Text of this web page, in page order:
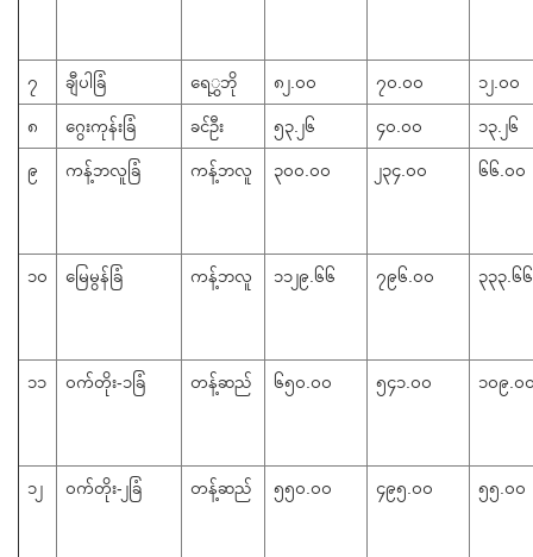
၇ ချီပါခြံ ​ရေွှဘို ၈၂.၀၀ ၇၀.၀၀ ၁၂.၀၀
၈ ဂွေးကုန်းခြံ ခင်ဦး ၅၃.၂၆ ၄၀.၀၀ ၁၃.၂၆
၉ ကန့်ဘလူခြံ ကန့်ဘလူ ၃၀၀.၀၀ ၂၃၄.၀၀ ၆၆.၀၀
၁၀ မြေမွန်ခြံ ကန့်ဘလူ ၁၁၂၉.၆၆ ၇၉၆.၀၀ ၃၃၃.၆၆
၁၁ ဝက်တိုး-၁ခြံ တန့်ဆည် ၆၅၀.၀၀ ၅၄၁.၀၀ ၁၀၉.၀
၁၂ ဝက်တိုး-၂ခြံ တန့်ဆည် ၅၅၀.၀၀ ၄၉၅.၀၀ ၅၅.၀၀